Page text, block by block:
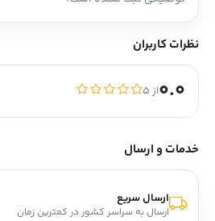
نظرات کاربران
0.0از ۵
خدمات و ارسال
ارسال سریع
ارسال به سراسر کشور در کمترین زمان